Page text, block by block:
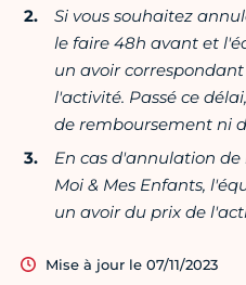
Si vous souhaitez
le faire 48h avant et
un avoir
l'activité. Passé ce
de remboursement ni
En cas d'annulation
Moi & Mes Enfants,
un avoir du prix de
Mise à jour le 07/11/2023